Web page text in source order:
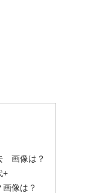
画像は？
+
像は？